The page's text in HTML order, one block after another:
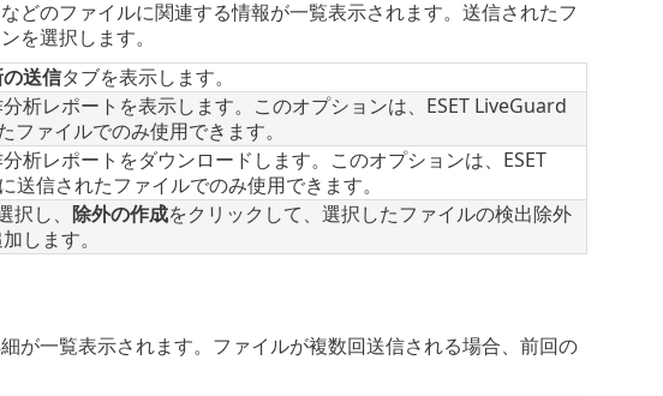
どのファイルに関連する情報が一覧表示されます。送信されたフ
を選択します。
送信タブを表示します。
析レポートを表示します。このオプションは、ESET LiveGuard
ァイルでのみ使用できます。
析レポートをダウンロードします。このオプションは、ESET
信されたファイルでのみ使用できます。
し、 除外の作成をクリックして、選択したファイルの検出除外
します。
が一覧表示されます。ファイルが複数回送信される場合、前回の